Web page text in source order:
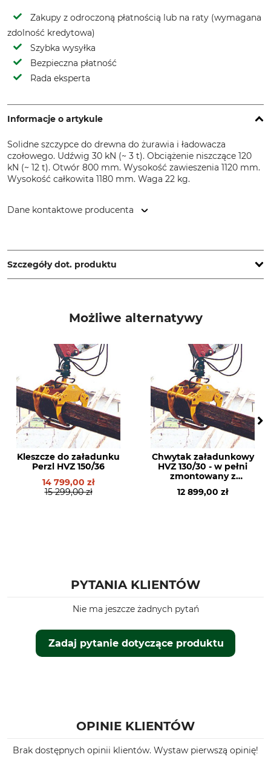
Zakupy z odroczoną płatnością lub na raty (wymagana
zdolność kredytowa)
Szybka wysyłka
Bezpieczna płatność
Rada eksperta
Informacje o artykule
Solidne szczypce do drewna do żurawia i ładowacza
czołowego. Udźwig 30 kN (~ 3 t). Obciążenie niszczące 120
kN (~ 12 t). Otwór 800 mm. Wysokość zawieszenia 1120 mm.
Wysokość całkowita 1180 mm. Waga 22 kg.
Dane kontaktowe producenta
www.grube.de
Szczegóły dot. produktu
Możliwe alternatywy
Kleszcze do załadunku
Perzl HVZ 150/36
14 799,00 zł
15 299,00 zł
Chwytak załadunkowy
HVZ 130/30 - w pełni
zmontowany z
12 899,00 zł
PYTANIA KLIENTÓW
Zadaj pytanie dotyczące produktu
Nie ma jeszcze żadnych pytań
OPINIE KLIENTÓW
Brak dostępnych opinii klientów. Wystaw pierwszą opinię!